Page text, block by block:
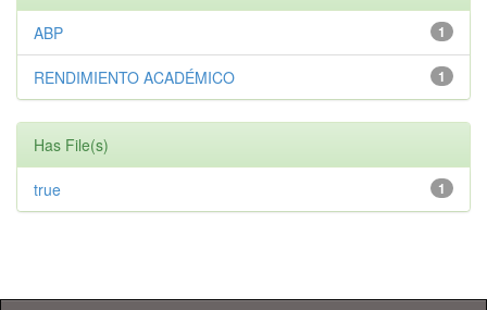
1
ABP
1
RENDIMIENTO ACADÉMICO
Has File(s)
1
true